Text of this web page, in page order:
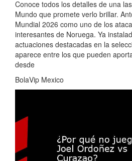
Conoce todos los detalles de una
Mundo que promete verlo brillar.
Mundial 2026 como uno de los
interesantes de Noruega. Ya
actuaciones destacadas en la
aparece entre los que pueden
desde
BolaVip Mexico